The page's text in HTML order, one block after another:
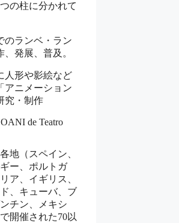
の柱に分かれて
のランベ・ラン
、発展、普及。
人形や影絵など
アニメーション
究・制作
地（スペイン、
ー、ポルトガ
ア、イギリス、
、キューバ、ブ
チン、メキシ
開催された70以